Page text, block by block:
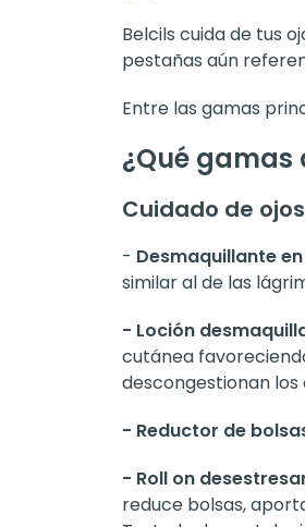
Belcils cuida de tus
pestañas aún
Entre las gamas
¿Qué gamas
Cuidado de
- Desmaquillante
similar al de las
- Loción
cutánea
descongestionan los
- Reductor de
- Roll on
reduce bolsas,